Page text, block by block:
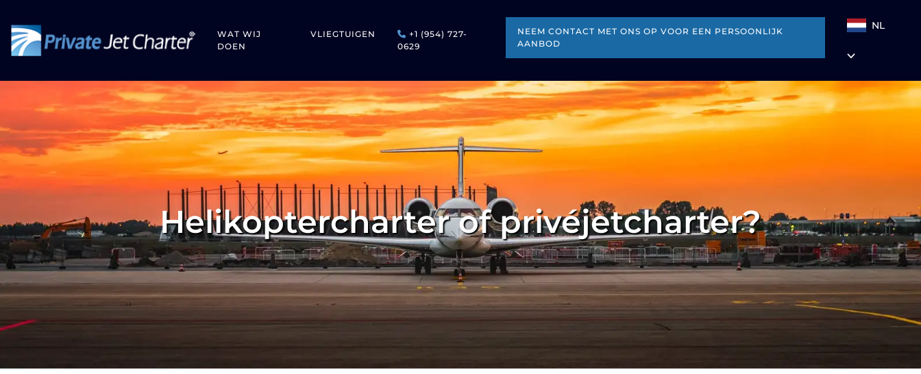
WAT WIJ
DOEN
VLIEGTUIGEN
+1 (954) 727-
0629
NEEM CONTACT MET ONS OP VOOR EEN PERSOONLIJK
AANBOD
NL
Helikoptercharter of privéjetcharter?